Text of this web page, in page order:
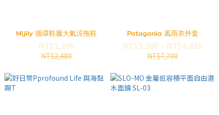
Mijily 循環鞋履大氣涼拖鞋
NT$2,280
NT$2,480
Patagonia 風雨衣外套
NT$3,300 ~ NT$4,620
NT$7,700